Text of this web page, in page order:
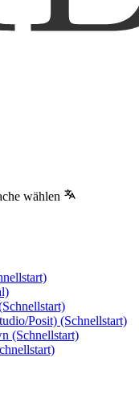
wählen
Posit) (Schnellstart)
(Schnellstart)